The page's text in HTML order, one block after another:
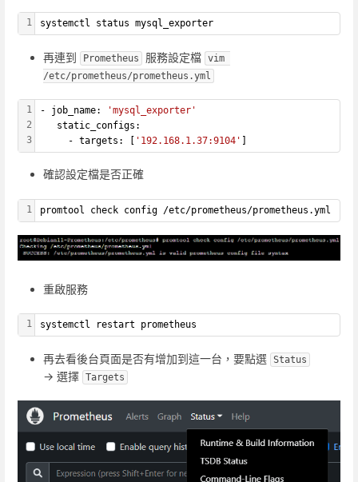
1 systemctl status mysql_exporter
再連到 Prometheus 服務設定檔 vim
/etc/prometheus/prometheus.yml
1
2
3
- job_name:
'mysql_exporter'
   static_configs:
     - targets: [
'192.168.1.37:9104' ]
確認設定檔是否正確
1 promtool check config /etc/prometheus/prometheus.yml
重啟服務
1 systemctl restart prometheus
再去看後台頁面是否有增加到這一台，要點選 Status
-> 選擇 Targets